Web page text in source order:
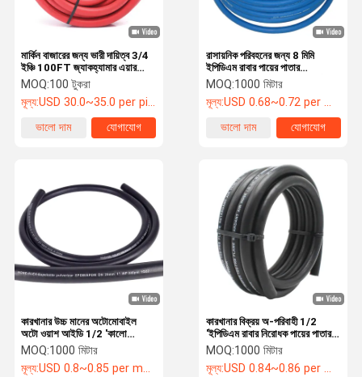
পণ্য আমাদের সম্পর্কে
রাসায়নিক পরিবহনের জন্য 8 মিমি
ইপিডিএম রাবার পায়ের পাতার
মোজাবিশেষ ক্ষয়কারী তরল প্রতিরোধী
MOQ:1000 মিটার
মূল্য:USD 0.68~0.72 per meter
ভালো দাম
যোগাযোগ
মার্কিন বাজারের জন্য ভারী দায়িত্ব 3/4
ইঞ্চি 100FT জ্যাকহ্যামার এয়ার
পায়ের পাতার মোজাবিশেষ
MOQ:100 টুকরা
মূল্য:USD 30.0~35.0 per piece
ভালো দাম
যোগাযোগ
কারখানার বিক্রয় অ-পরিবাহী 1/2
'ইপিডিএম রাবার নিরোধক পায়ের পাতার
মোজাবিশেষ
MOQ:1000 মিটার
মূল্য:USD 0.84~0.86 per meter
কারখানার উচ্চ মানের অটোমোবাইল
অটো ওয়াশ আইডি 1/2 'কালো
EPDM রাবার পায়ের পাতার
মোজাবিশেষ
MOQ:1000 মিটার
মূল্য:USD 0.8~0.85 per meter